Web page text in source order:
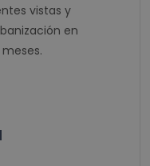
vistas y
en